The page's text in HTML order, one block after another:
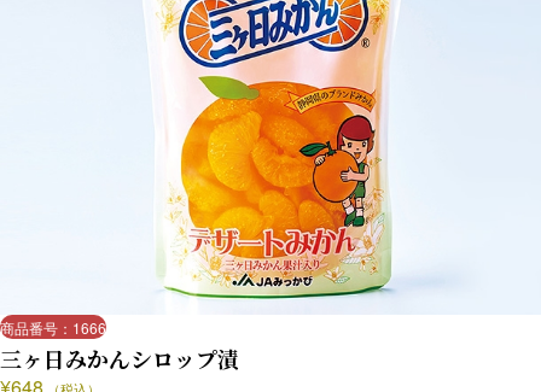
商品番号：1666
三ヶ日みかんシロップ漬